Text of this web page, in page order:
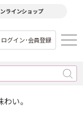
ラインショップ
ログイン･会員登録
い。